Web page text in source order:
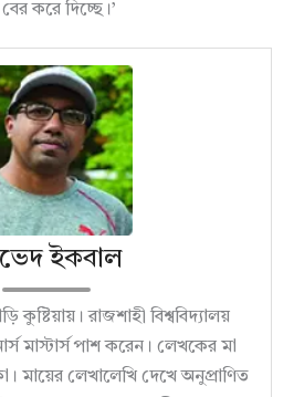
করে দিচ্ছে।’
ইকবাল
কুষ্টিয়ায়। রাজশাহী বিশ্ববিদ্যালয়
মাস্টার্স পাশ করেন। লেখকের মা
মায়ের লেখালেখি দেখে অনুপ্রাণিত